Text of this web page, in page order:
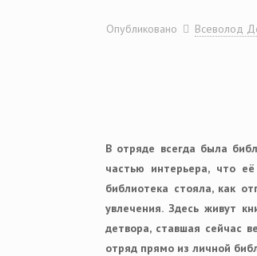
Опубликовано Всеволод
В отряде всегда была
частью интерьера, что
библиотека стояла, как
увлечения. Здесь живут
детвора, ставшая сейчас
отряд прямо из личной